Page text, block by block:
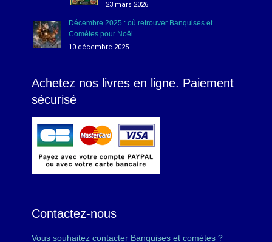
23 mars 2026
Décembre 2025 : où retrouver Banquises et
Comètes pour Noël
10 décembre 2025
Achetez nos livres en ligne. Paiement
sécurisé
Contactez-nous
Vous souhaitez contacter Banquises et comètes ?